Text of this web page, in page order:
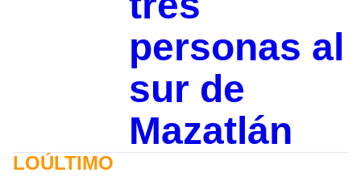
personas al
sur de
Mazatlán
LOÚLTIMO